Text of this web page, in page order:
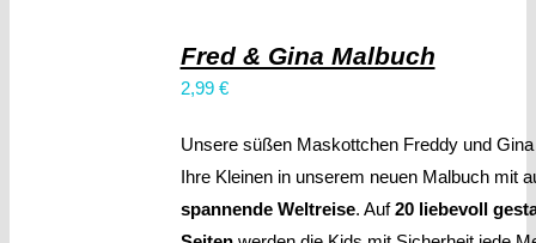
Fred & Gina Malbuch
2,99 €
Unsere süßen Maskottchen Freddy und
Ihre Kleinen in unserem neuen Malbuch mit
spannende Weltreise. Auf20 liebevoll